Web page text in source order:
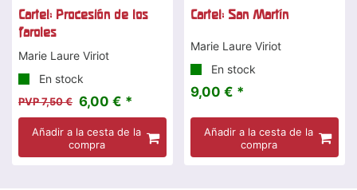
Cartel: Procesión de los
faroles
Marie Laure Viriot
En stock
PVP 7,50 € 6,00 € *
Añadir a la cesta de la
compra
Cartel: San Martín
Marie Laure Viriot
En stock
9,00 € *
Añadir a la cesta de la
compra